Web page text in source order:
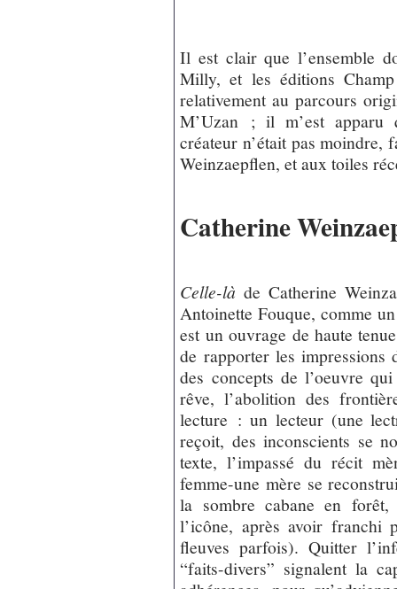
Il est clair que l’ensemble
Milly, et les éditions
relativement au parcours
M’Uzan ; il m’est apparu
créateur n’était pas moindre,
Weinzaepflen, et aux toiles
Catherine
Celle-là de Catherine
Antoinette Fouque, comme
est un ouvrage de haute
de rapporter les impressions
des concepts de l’oeuvre
rêve, l’abolition des
lecture : un lecteur (une
reçoit, des inconscients se
texte, l’impassé du récit
femme-une mère se
la sombre cabane en
l’icône, après avoir franchi
fleuves parfois). Quitter
“faits-divers” signalent la